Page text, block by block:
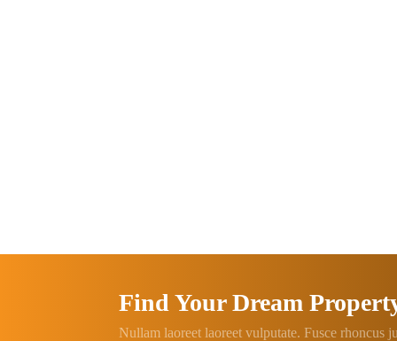
Find Your Dream
Nullam laoreet laoreet vulputate. Fusce rhoncus